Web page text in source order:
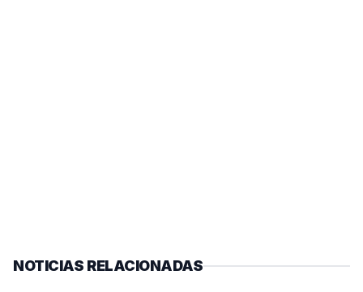
NOTICIAS RELACIONADAS